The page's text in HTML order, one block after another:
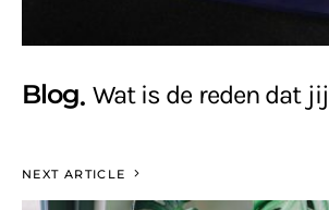
Blog Wat is de reden dat
NEXT ARTICLE